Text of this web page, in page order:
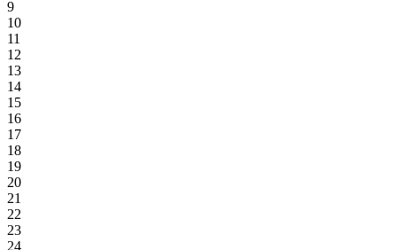
9
10
11
12
13
14
15
16
17
18
19
20
21
22
23
24